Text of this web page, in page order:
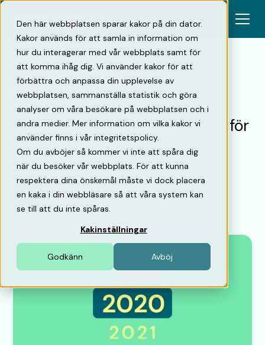
Den här webbplatsen sparar kakor på din dator.
Kakor används för att samla in information om
hur du interagerar med vår webbplats samt för
att komma ihåg dig. Vi använder kakor för att
förbättra och anpassa din upplevelse av
webbplatsen, sammanställa statistik och göra
analyser om våra besökare på webbplatsen och i
andra medier. Mer information om vilka kakor vi
använder finns i vår integritetspolicy.
Om du avböjer så kommer vi inte att spåra dig
när du besöker vår webbplats. För att kunna
respektera dina önskemål måste vi dock placera
en kaka i din webbläsare så att våra system kan
se till att du inte spåras.
Kakinställningar
Godkänn Avböj
Tillbaka
Årskrönika 2020: ett viktigt år för
parkering
Pelle Sjögren
Medgrundare & Affärsutvecklare •21/12/20